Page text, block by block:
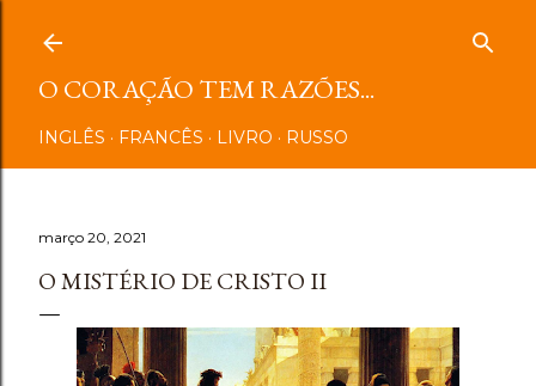
O CORAÇÃO TEM RAZÕES...
INGLÊS FRANCÊS LIVRO RUSSO
março 20, 2021
O MISTÉRIO DE CRISTO II